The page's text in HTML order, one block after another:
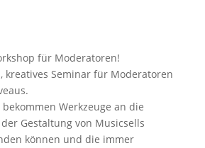
für Moderatoren!
kreatives Seminar für Moderatoren
Werkzeuge an die
Gestaltung von Musicsells
können und die immer